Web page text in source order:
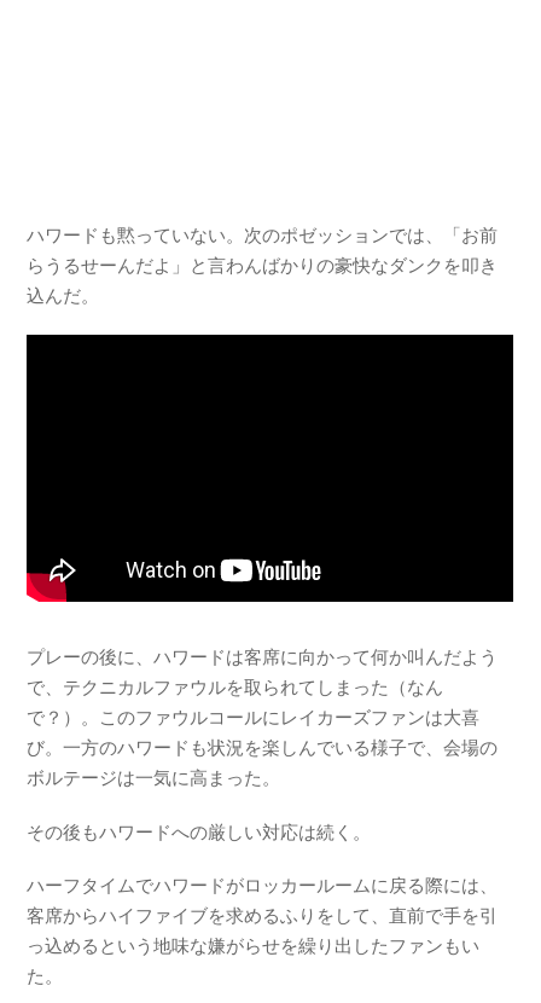
ハワードも黙っていない。次のポゼッションでは、「お前
らうるせーんだよ」と言わんばかりの豪快なダンクを叩き
込んだ。
プレーの後に、ハワードは客席に向かって何か叫んだよう
で、テクニカルファウルを取られてしまった（なん
で？） 。このファウルコールにレイカーズファンは大喜
び。一方のハワードも状況を楽しんでいる様子で、会場の
ボルテージは一気に高まった。
その後もハワードへの厳しい対応は続く。
ハーフタイムでハワードがロッカールームに戻る際には、
客席からハイファイブを求めるふりをして、直前で手を引
っ込めるという地味な嫌がらせを繰り出したファンもい
た。